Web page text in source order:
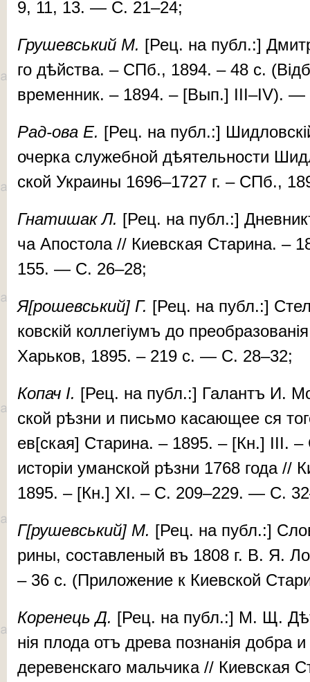
9, 11, 13. — С. 21–24;
Гру­шев­ський М. [Рец. на публ.:]
го дѣй­ства. – СПб., 1894. – 48 с.
вре­­мен­ни­к. – 1894. – [Вып.] III–IV). —
Рад-ова Е. [Рец. на публ.:]
очер­ка слу­жеб­ной дѣ­я­тель­нос­ти
ской Укра­и­­ны 1696–1727 г. – СПб.,
Гна­ти­шак Л. [Рец. на публ.:]
ча Апос­то­ла // Киевская Стари­на. –
155. — С. 26–28;
Я[ро­шев­ський] Г. [Рец. на публ.:]
ков­скій кол­ле­гі­умъ до
Харь­ков, 1895. – 219 с. — С. 28–32;
Ко­пач І. [Рец. на публ.:] Га­лантъ И.
ской рѣз­ни и пись­мо ка­са­ю­ще­е ­ся
ев[ская] Стари­на. – 1895. – [Кн.] III.
ис­то­ріи уман­ской рѣз­ни 1768 го­­да //
1895. – [Кн.] XI. – C. 209–229. — С.
Г[ру­шев­ський] М. [Рец. на публ.:]
ри­ны, сос­тав­ле­ный въ 1808 г. В. Я.
– 36 с. (При­ло­же­ние к Ки­ев­ской
Ко­ре­нець Д. [Рец. на публ.:] М. Щ.
нія пло­да отъ дре­ва поз­на­нія доб­ра
де­ре­вен­ска­го маль­чи­ка // Ки­ев­ская